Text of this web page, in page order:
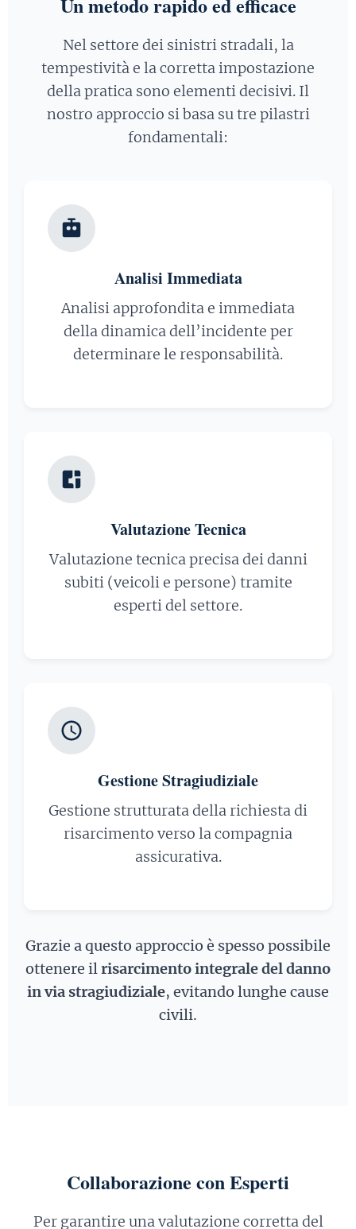
Nel settore dei sinistri stradali, la
tempestività e la corretta impostazione
della pratica sono elementi decisivi. Il
nostro approccio si basa su tre pilastri
fondamentali:
Analisi Immediata
Analisi approfondita e immediata
della dinamica dell’incidente per
determinare le responsabilità.
Valutazione Tecnica
Valutazione tecnica precisa dei danni
subiti (veicoli e persone) tramite
esperti del settore.
Gestione Stragiudiziale
Gestione strutturata della richiesta di
risarcimento verso la compagnia
assicurativa.
Grazie a questo approccio è spesso possibile
ottenere ilrisarcimento integrale del danno
in via stragiudiziale, evitando lunghe cause
civili.
Collaborazione con Esperti
Per garantire una valutazione corretta del